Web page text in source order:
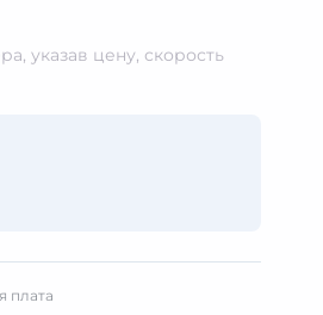
указав цену, скорость
плата